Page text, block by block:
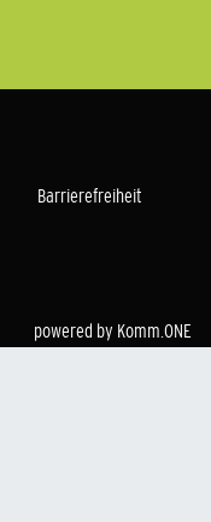
Barrierefreiheit
powered by Komm.ONE